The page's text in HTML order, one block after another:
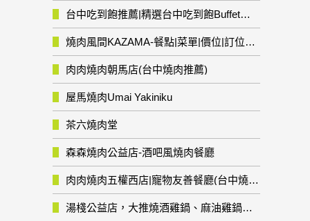
台中吃到飽推薦|精選台中吃到飽Buffet自助餐廳
燒肉風間KAZAMA-餐點|菜單|價位|訂位資訊
肉肉燒肉朝馬店(台中燒肉推薦)
屋馬燒肉Umai Yakiniku
茶六燒肉堂
森森燒肉公益店-酒吧風燒肉餐廳
肉肉燒肉五權西店|寵物友善餐廳(台中燒肉推薦)
湯棧公益店，大推燒酒雞鍋、麻油雞鍋暖暖有夠補